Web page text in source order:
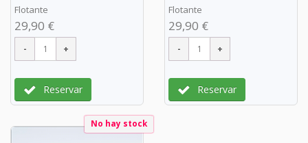
Flotante
29,90 €
Reservar
Flotante
29,90 €
Reservar
No hay stock